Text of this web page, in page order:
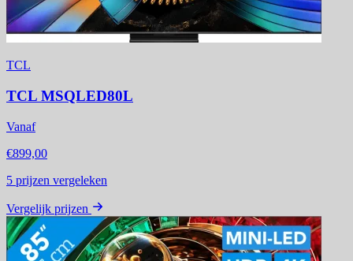
TCL
TCL MSQLED80L
Vanaf
€899,00
5 prijzen vergeleken
Vergelijk prijzen